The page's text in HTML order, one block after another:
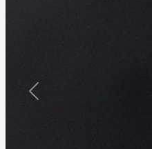
Previous